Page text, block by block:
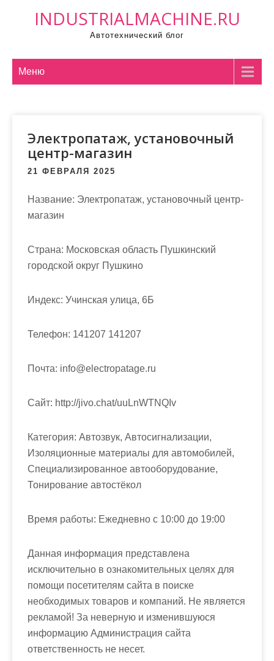
INDUSTRIALMACHINE.RU
Автотехнический блог
Меню
Электропатаж, установочный
центр-магазин
21 ФЕВРАЛЯ 2025
Название: Электропатаж, установочный центр-
магазин
Страна: Московская область Пушкинский
городской округ Пушкино
Индекс: Учинская улица, 6Б
Телефон: 141207 141207
Почта: info@electropatage.ru
Cайт: http://jivo.chat/uuLnWTNQIv
Категория: Автозвук, Автосигнализации,
Изоляционные материалы для автомобилей,
Специализированное автооборудование,
Тонирование автостёкол
Время работы: Ежедневно с 10:00 до 19:00
Данная информация представлена
исключительно в ознакомительных целях для
помощи посетителям сайта в поиске
необходимых товаров и компаний. Не является
рекламой! За неверную и изменившуюся
информацию Администрация сайта
ответственность не несет.